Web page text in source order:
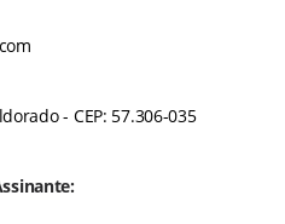
- CEP: 57.306-035